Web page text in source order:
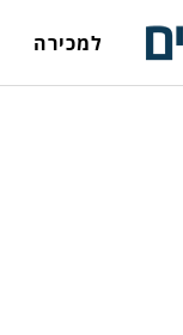
למכירה